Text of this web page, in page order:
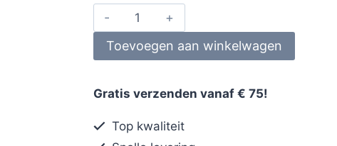
Toevoegen aan winkelwagen
Gratis verzenden vanaf € 75!
Top kwaliteit